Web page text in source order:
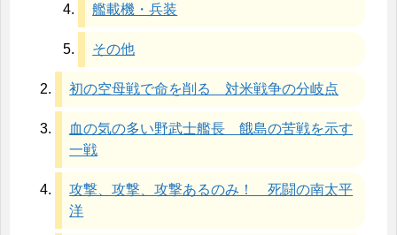
艦載機・兵装
その他
初の空母戦で命を削る 対米戦争の分岐点
血の気の多い野武士艦長 餓島の苦戦を示す
一戦
攻撃、攻撃、攻撃あるのみ！ 死闘の南太平
洋